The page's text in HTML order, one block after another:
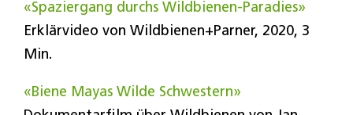
«Spaziergang durchs Wildbienen-Paradies»
Erklärvideo von Wildbienen+Parner, 2020, 3
Min.
«Biene Mayas Wilde Schwestern»